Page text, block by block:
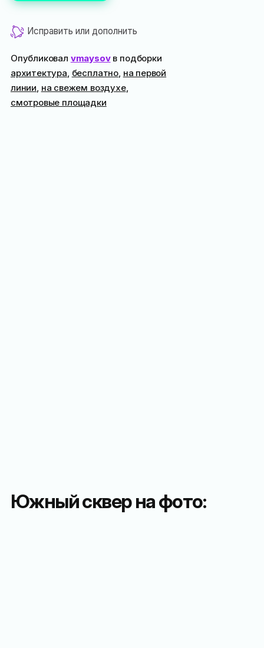
Исправить или дополнить
Опубликовал vmaysovв подборки
архитектура бесплатно на первой
линии на свежем воздухе,
смотровые площадки
Южный сквер на фото: